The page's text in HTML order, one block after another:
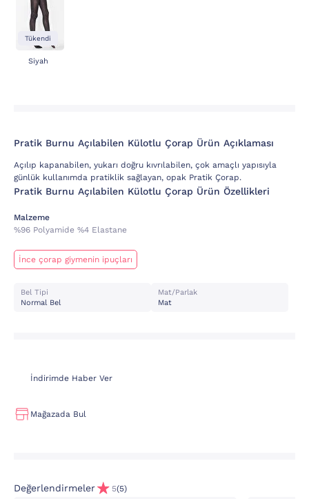
Tükendi
Siyah
Pratik Burnu Açılabilen Külotlu Çorap Ürün Açıklaması
Açılıp kapanabilen, yukarı doğru kıvrılabilen, çok amaçlı yapısıyla
günlük kullanımda pratiklik sağlayan, opak Pratik Çorap.
Pratik Burnu Açılabilen Külotlu Çorap Ürün Özellikleri
Malzeme
%96 Polyamide %4 Elastane
İnce çorap giymenin ipuçları
Bel Tipi
Normal Bel
Mat/parlak
Mat
İndirimde Haber Ver
Mağazada Bul
Değerlendirmeler 5(5)